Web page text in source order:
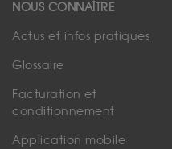
NOUS CONNAÎTRE
Actus et infos pratiques
Glossaire
Facturation et
conditionnement
Application mobile